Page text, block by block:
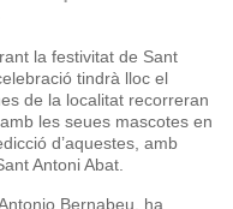
la festivitat de Sant
tindrà lloc el
de la localitat recorreran
les seues mascotes en
d’aquestes, amb
Antoni Abat.
Bernabeu, ha